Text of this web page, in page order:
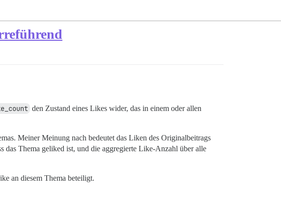
den Zustand eines Likes wider, das in einem oder allen
Meiner Meinung nach bedeutet das Liken des Originalbeitrags
das Thema geliked ist, und die aggregierte Like-Anzahl über alle
an diesem Thema beteiligt.